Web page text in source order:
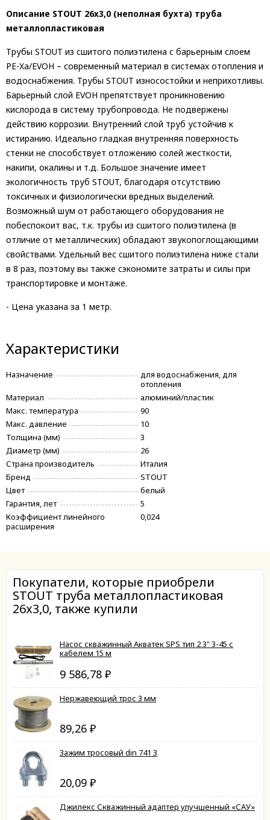
Описание STOUT 26х3,0 (неполная бухта) труба
металлопластиковая
Трубы STOUT из сшитого полиэтилена с барьерным слоем
PE-Xa/EVOH – современный материал в системах отопления и
водоснабжения. Трубы STOUT износостойки и неприхотливы.
Барьерный слой EVOH препятствует проникновению
кислорода в систему трубопровода. Не подвержены
действию коррозии. Внутренний слой труб устойчив к
истиранию. Идеально гладкая внутренняя поверхность
стенки не способствует отложению солей жесткости,
накипи, окалины и т.д. Большое значение имеет
экологичность труб STOUT, благодаря отсутствию
токсичных и физиологически вредных выделений.
Возможный шум от работающего оборудования не
побеспокоит вас, т.к. трубы из сшитого полиэтилена (в
отличие от металлических) обладают звукопоглощающими
свойствами. Удельный вес сшитого полиэтилена ниже стали
в 8 раз, поэтому вы также сэкономите затраты и силы при
транспортировке и монтаже.
- Цена указана за 1 метр.
Характеристики
Назначение
для водоснабжения, для
отопления
Материал
алюминий/пластик
Макс. температура
90
Макс. давление
10
Толщина (мм)
3
Диаметр (мм)
26
Страна производитель
Италия
Бренд
STOUT
Цвет
белый
Гарантия, лет
5
Коэффициент линейного
расширения
0,024
Покупатели, которые приобрели
STOUT труба металлопластиковая
26х3,0, также купили
Насос скважинный Акватек SPS тип 2 3" 3-45 с
кабелем 15 м
9 586,78 ₽
Нержавеющий трос 3 мм
89,26 ₽
Зажим тросовый din 741 3
20,09 ₽
Джилекс Скважинный адаптер улучшенный «САУ»